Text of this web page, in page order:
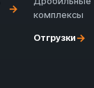
→
комплексы
Отгрузки→